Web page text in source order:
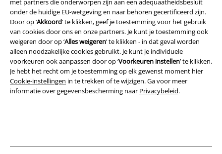
met partners die onderworpen zijn aan een adequaatheidsbesluit
onder de huidige EU-wetgeving en naar behoren gecertificeerd zijn.
Door op ‘Akkoord’ te klikken, geef je toestemming voor het gebruik
van cookies door ons en onze partners. Je kunt je toestemming ook
weigeren door op ‘Alles weigeren’ te klikken - in dat geval worden
alleen noodzakelijke cookies gebruikt. Je kunt je individuele
voorkeuren ook aanpassen door op ‘Voorkeuren instellen’ te klikken.
Je hebt het recht om je toestemming op elk gewenst moment hier
Cookie-instellingen in te trekken of te wijzigen. Ga voor meer
informatie over gegevensbescherming naar Privacybeleid.
Privacyverklaring
Verklaring van conformiteit
Informatie over toegankelijkheid
Cookie-instellingen
Annuleer bestelling